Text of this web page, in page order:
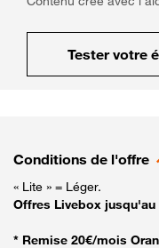
Tester votre
Conditions de l'offre
« Lite » = Léger.
Offres Livebox jusqu'au
* Remise 20€/mois